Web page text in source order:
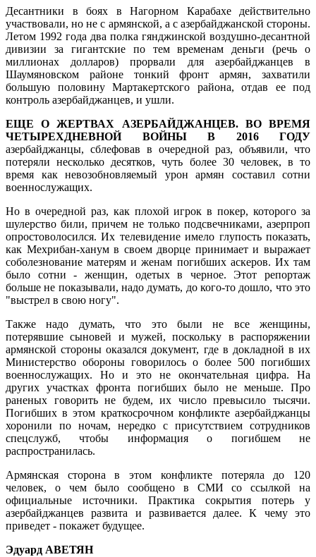
Десантники в боях в Нагорном Карабахе действительно
участвовали, но не с армянской, а с азербайджанской стороны.
Летом 1992 года два полка гянджинской воздушно-десантной
дивизии за гигантские по тем временам деньги (речь о
миллионах долларов) прорвали для азербайджанцев в
Шаумяновском районе тонкий фронт армян, захватили
большую половину Мартакертского района, отдав ее под
контроль азербайджанцев, и ушли.
ЕЩЕ О ЖЕРТВАХ АЗЕРБАЙДЖАНЦЕВ. ВО ВРЕМЯ
ЧЕТЫРЕХДНЕВНОЙ ВОЙНЫ В 2016 ГОДУ
азербайджанцы, сблефовав в очередной раз, объявили, что
потеряли несколько десятков, чуть более 30 человек, в то
время как невозобновляемый урон армян составил сотни
военнослужащих.
Но в очередной раз, как плохой игрок в покер, которого за
шулерство били, причем не только подсвечниками, азерпроп
опростоволосился. Их телевидение имело глупость показать,
как Мехрибан-ханум в своем дворце принимает и выражает
соболезнование матерям и женам погибших аскеров. Их там
было сотни - женщин, одетых в черное. Этот репортаж
больше не показывали, надо думать, до кого-то дошло, что это
"выстрел в свою ногу".
Также надо думать, что это были не все женщины,
потерявшие сыновей и мужей, поскольку в распоряжении
армянской стороны оказался документ, где в докладной в их
Министерство обороны говорилось о более 500 погибших
военнослужащих. Но и это не окончательная цифра. На
других участках фронта погибших было не меньше. Про
раненых говорить не будем, их число превысило тысячи.
Погибших в этом краткосрочном конфликте азербайджанцы
хоронили по ночам, нередко с присутствием сотрудников
спецслужб, чтобы информация о погибшем не
распространилась.
Армянская сторона в этом конфликте потеряла до 120
человек, о чем было сообщено в СМИ со ссылкой на
официальные источники. Практика сокрытия потерь у
азербайджанцев развита и развивается далее. К чему это
приведет - покажет будущее.
Эдуард АВЕТЯН